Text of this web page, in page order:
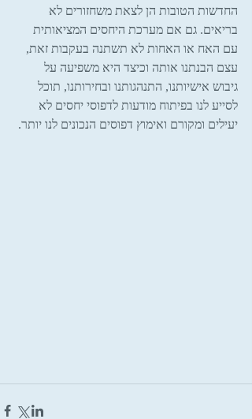
החדשות הטובות הן לצאת משחזורים לא
בריאים. גם אם מערכת היחסים המציאותית
עם האח או האחות לא תשתנה בעקבות זאת,
עצם הבנתנו אותה וכיצד היא משפיעה על
גיבוש אישיותנו, התנהגותנו ובחירותנו, תוכל
לסייע לנו בפיתוח מודעות לדפוסי יחסים לא
יעילים ומקורם ואימוץ דפוסים הנכונים לנו יותר.